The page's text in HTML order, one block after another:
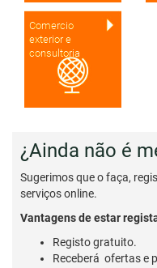
Comercio
exterior e
consultoria
¿Ainda não é
Sugerimos que o faça,
serviços online.
Vantagens de estar
Registo gratuito.
Receberá ofertas e